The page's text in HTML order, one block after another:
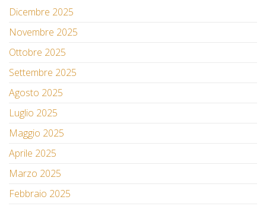
Dicembre 2025
Novembre 2025
Ottobre 2025
Settembre 2025
Agosto 2025
Luglio 2025
Maggio 2025
Aprile 2025
Marzo 2025
Febbraio 2025